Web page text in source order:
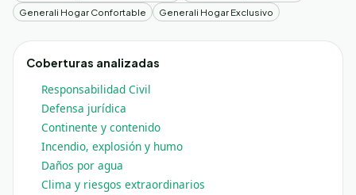
Generali Hogar Confortable
Generali Hogar Exclusivo
Coberturas analizadas
Responsabilidad Civil
Defensa jurídica
Continente y contenido
Incendio, explosión y humo
Daños por agua
Clima y riesgos extraordinarios